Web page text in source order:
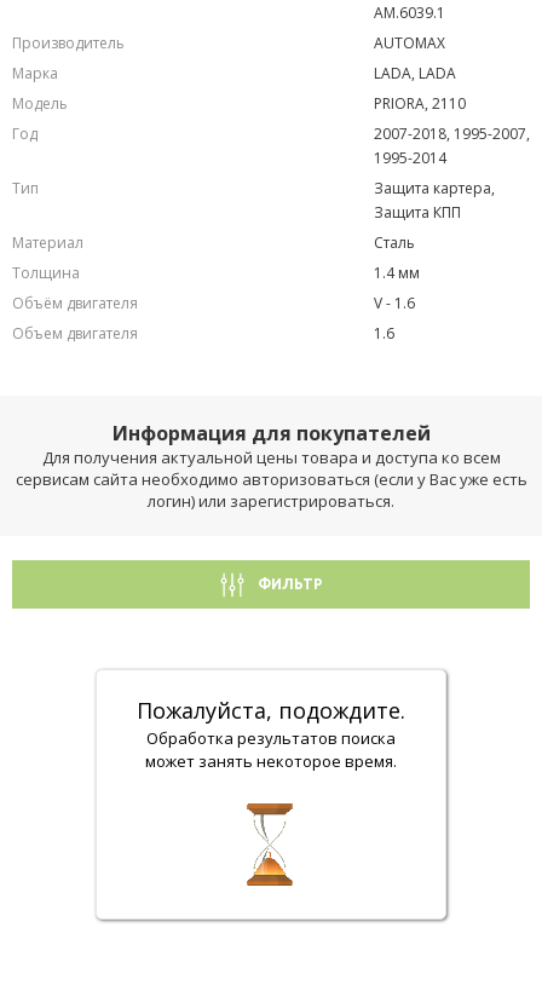
AM.6039.1
Производитель
AUTOMAX
Марка
LADA, LADA
Модель
PRIORA, 2110
Год
2007-2018, 1995-2007,
1995-2014
Тип
Защита картера,
Защита КПП
Материал
Сталь
Толщина
1.4 мм
Объём двигателя
V - 1.6
Объем двигателя
1.6
Информация для покупателей
Для получения актуальной цены товара и доступа ко всем
сервисам сайта необходимо авторизоваться (если у Вас уже есть
логин) или зарегистрироваться.
ФИЛЬТР
Пожалуйста, подождите.
Обработка результатов поиска
может занять некоторое время.